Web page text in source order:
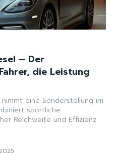
– Der
die Leistung
eine Sonderstellung im
sportliche
Reichweite und Effizienz